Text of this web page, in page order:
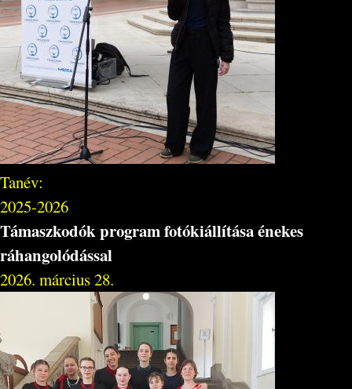
Tanév:
2025-2026
Támaszkodók program fotókiállítása énekes
ráhangolódással
2026. március 28.